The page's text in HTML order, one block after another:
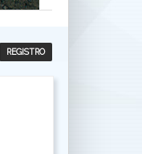
REGISTRO